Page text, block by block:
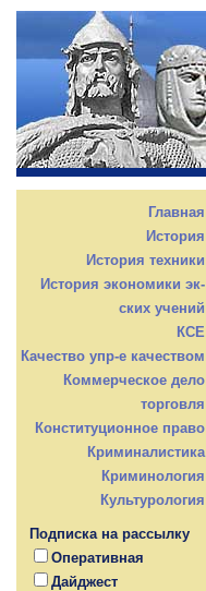
Главная
История
История техники
История экономики эк-
ских учений
КСЕ
Качество упр-е качеством
Коммерческое дело
торговля
Конституционное право
Криминалистика
Криминология
Культурология
Подписка на рассылку
Оперативная
Дайджест